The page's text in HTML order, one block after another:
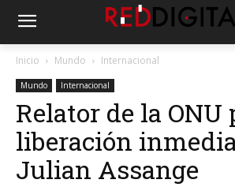
Inicio Mundo Internacional
Mundo Internacional
Relator de la ONU
liberación
Julian Assange